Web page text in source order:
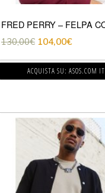
130,00€ 104,00€
ACQUISTA SU: ASOS.COM IT